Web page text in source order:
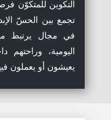
التكوين للمتكوّن
تجمع بين الحسّ
في مجال يرتبط
اليومية، وراحتهم
يعيشون أو يعملون